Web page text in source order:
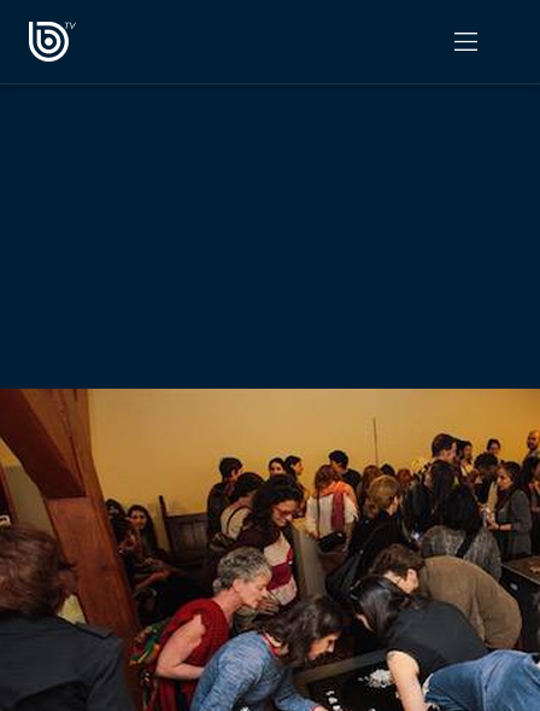
Entrevistas BioBioTV
Comentarios de Tomás Mosciatti
Más de Ti Podcast
Realizadores
Retropop